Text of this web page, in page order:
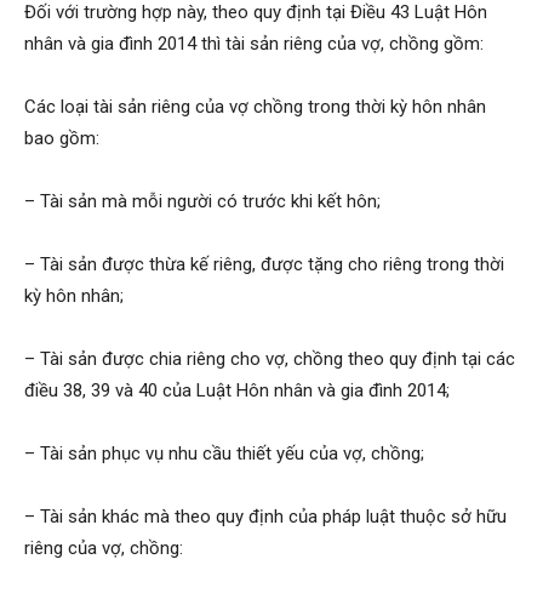
Đối với trường hợp này, theo quy định tại Điều 43 Luật Hôn
nhân và gia đình 2014 thì tài sản riêng của vợ, chồng gồm:
Các loại tài sản riêng của vợ chồng trong thời kỳ hôn nhân
bao gồm:
– Tài sản mà mỗi người có trước khi kết hôn;
– Tài sản được thừa kế riêng, được tặng cho riêng trong thời
kỳ hôn nhân;
– Tài sản được chia riêng cho vợ, chồng theo quy định tại các
điều 38, 39 và 40 của Luật Hôn nhân và gia đình 2014;
– Tài sản phục vụ nhu cầu thiết yếu của vợ, chồng;
– Tài sản khác mà theo quy định của pháp luật thuộc sở hữu
riêng của vợ, chồng: